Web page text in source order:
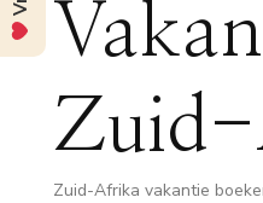
Zuid-Afrika vakantie